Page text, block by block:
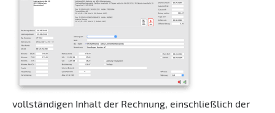
vollständigen Inhalt der Rechnung, einschließlich der